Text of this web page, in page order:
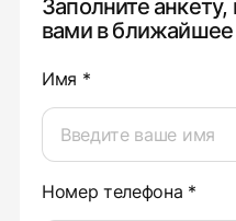
Заполните
вами в
Имя *
Номер телефона *